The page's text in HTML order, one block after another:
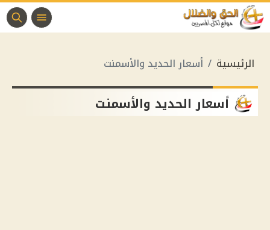
الرئيسية أسعار الحديد والأسمنت
أسعار الحديد والأسمنت